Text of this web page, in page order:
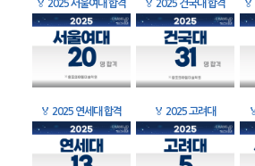
🏅 2025 서울여대 합격 🏅 2025 건국대 합격 🏅
🏅 2025 연세대 합격 🏅 2025 고려대